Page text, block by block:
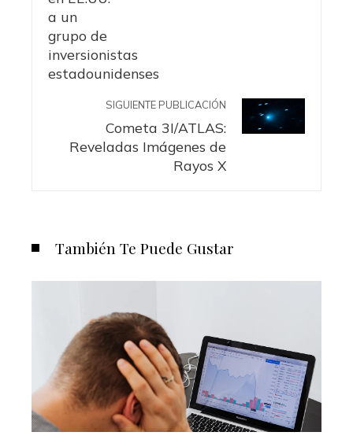
SIGUIENTE PUBLICACIÓN
Cometa 3I/ATLAS:
Reveladas Imágenes de
Rayos X
También Te Puede Gustar